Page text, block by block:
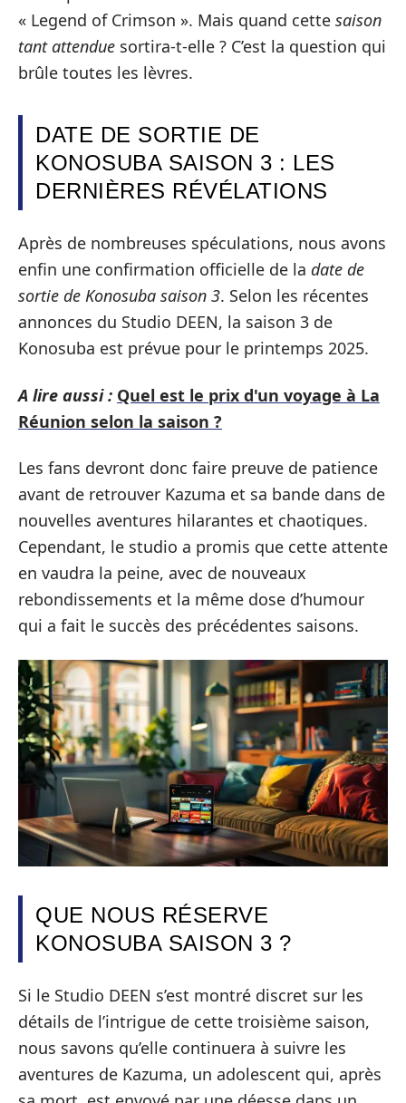
« Legend of Crimson ». Mais quand cette saison
tant attendue sortira-t-elle ? C’est la question qui
brûle toutes les lèvres.
DATE DE SORTIE DE
KONOSUBA SAISON 3 : LES
DERNIÈRES RÉVÉLATIONS
Après de nombreuses spéculations, nous avons
enfin une confirmation officielle de la date de
sortie de Konosuba saison 3. Selon les récentes
annonces du Studio DEEN, la saison 3 de
Konosuba est prévue pour le printemps 2025.
A lire aussi : Quel est le prix d'un voyage à La
Réunion selon la saison ?
Les fans devront donc faire preuve de patience
avant de retrouver Kazuma et sa bande dans de
nouvelles aventures hilarantes et chaotiques.
Cependant, le studio a promis que cette attente
en vaudra la peine, avec de nouveaux
rebondissements et la même dose d’humour
qui a fait le succès des précédentes saisons.
QUE NOUS RÉSERVE
KONOSUBA SAISON 3 ?
Si le Studio DEEN s’est montré discret sur les
détails de l’intrigue de cette troisième saison,
nous savons qu’elle continuera à suivre les
aventures de Kazuma, un adolescent qui, après